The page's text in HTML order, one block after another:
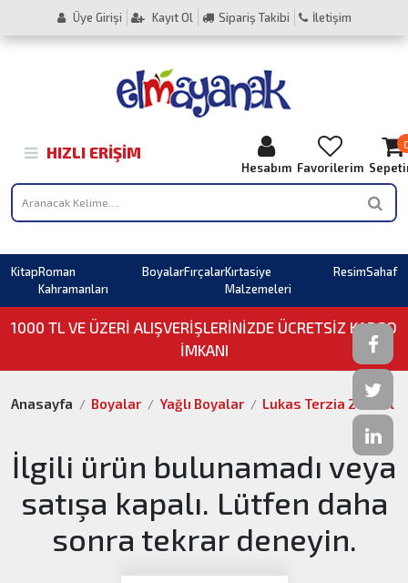
Üye Girişi Kayıt Ol Sipariş Takibi İletişim
HIZLI ERIŞIM
Hesabım Favorilerim
KitapRoman
Kahramanları
BoyalarFırçalarKırtasiye
Malzemeleri
ResimSahaf
1000 TL VE ÜZERI ALIŞVERIŞLERINIZDE ÜCRETSİZ KARGO
İMKANI
Anasayfa Boyalar Yağlı Boyalar Lukas Terzia 200 ml
İlgili ürün bulunamadı veya
satışa kapalı. Lütfen daha
sonra tekrar deneyin.